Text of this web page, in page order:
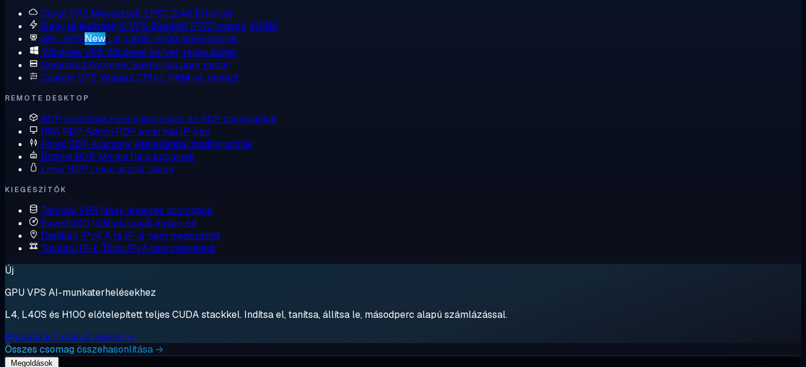
Cloud VPS Megosztott EPYC, 2,48 $/hó-tól
Nagy teljesítményű VPS Dedikált EPYC magok, DDR5
GPU VPS New L4, L40S, H100 igény szerint
Windows VPS Windows Server, teljes admin
Dedicated Serverek Egybérlős bare metal
Custom VPS Válassz CPU-t, RAM-ot, lemezt
REMOTE DESKTOP
RDP vásárlása Hasonlítsd össze az RDP csomagokat
USA RDP Admin RDP amerikai IP-ken
Forex RDP Alacsony késleltetésű trading asztal
Botting RDP Mindig fut a botjainak
Linux RDP Linux asztal, távoli
KIEGÉSZÍTŐK
Tárolási VPS Nagy lemezes csomagok
Egyedi ISO Indítsd a saját image-ed
Dedikált IPv4 A te IP-d, nem megosztott
További IP-k Több IPv4 szerverenként
Új
GPU VPS AI-munkaterhelésekhez
L4, L40S és H100 előtelepített teljes CUDA stackkel. Indítsa el, tanítsa, állítsa le, másodperc alapú számlázással.
Próbálja ki 1 órán át ingyen →
Összes csomag összehasonlítása →